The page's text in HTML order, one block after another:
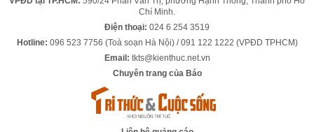
Chí Minh.
Điện thoại: 024 6 254 3519
Hotline: 096 523 7756 (Toà soạn Hà Nội) / 091 122 1222 (VPĐD TPHCM)
Email: tkts@kienthuc.net.vn
Chuyên trang của Báo